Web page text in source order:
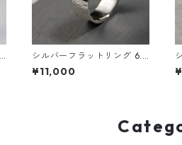
シルバーフラットリング 6.0
mm幅 縦槌目 3号～27号｜
WKS FLAT RING 6.0 sv ver
¥11,000